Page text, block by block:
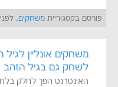
פורסם בקטגוריית משחקים, לפני 2 שנים 1 שבועות
משחקים אונליין
לשחק גם בגיל הזהב
האינטרנט הפך לחלק בלתי